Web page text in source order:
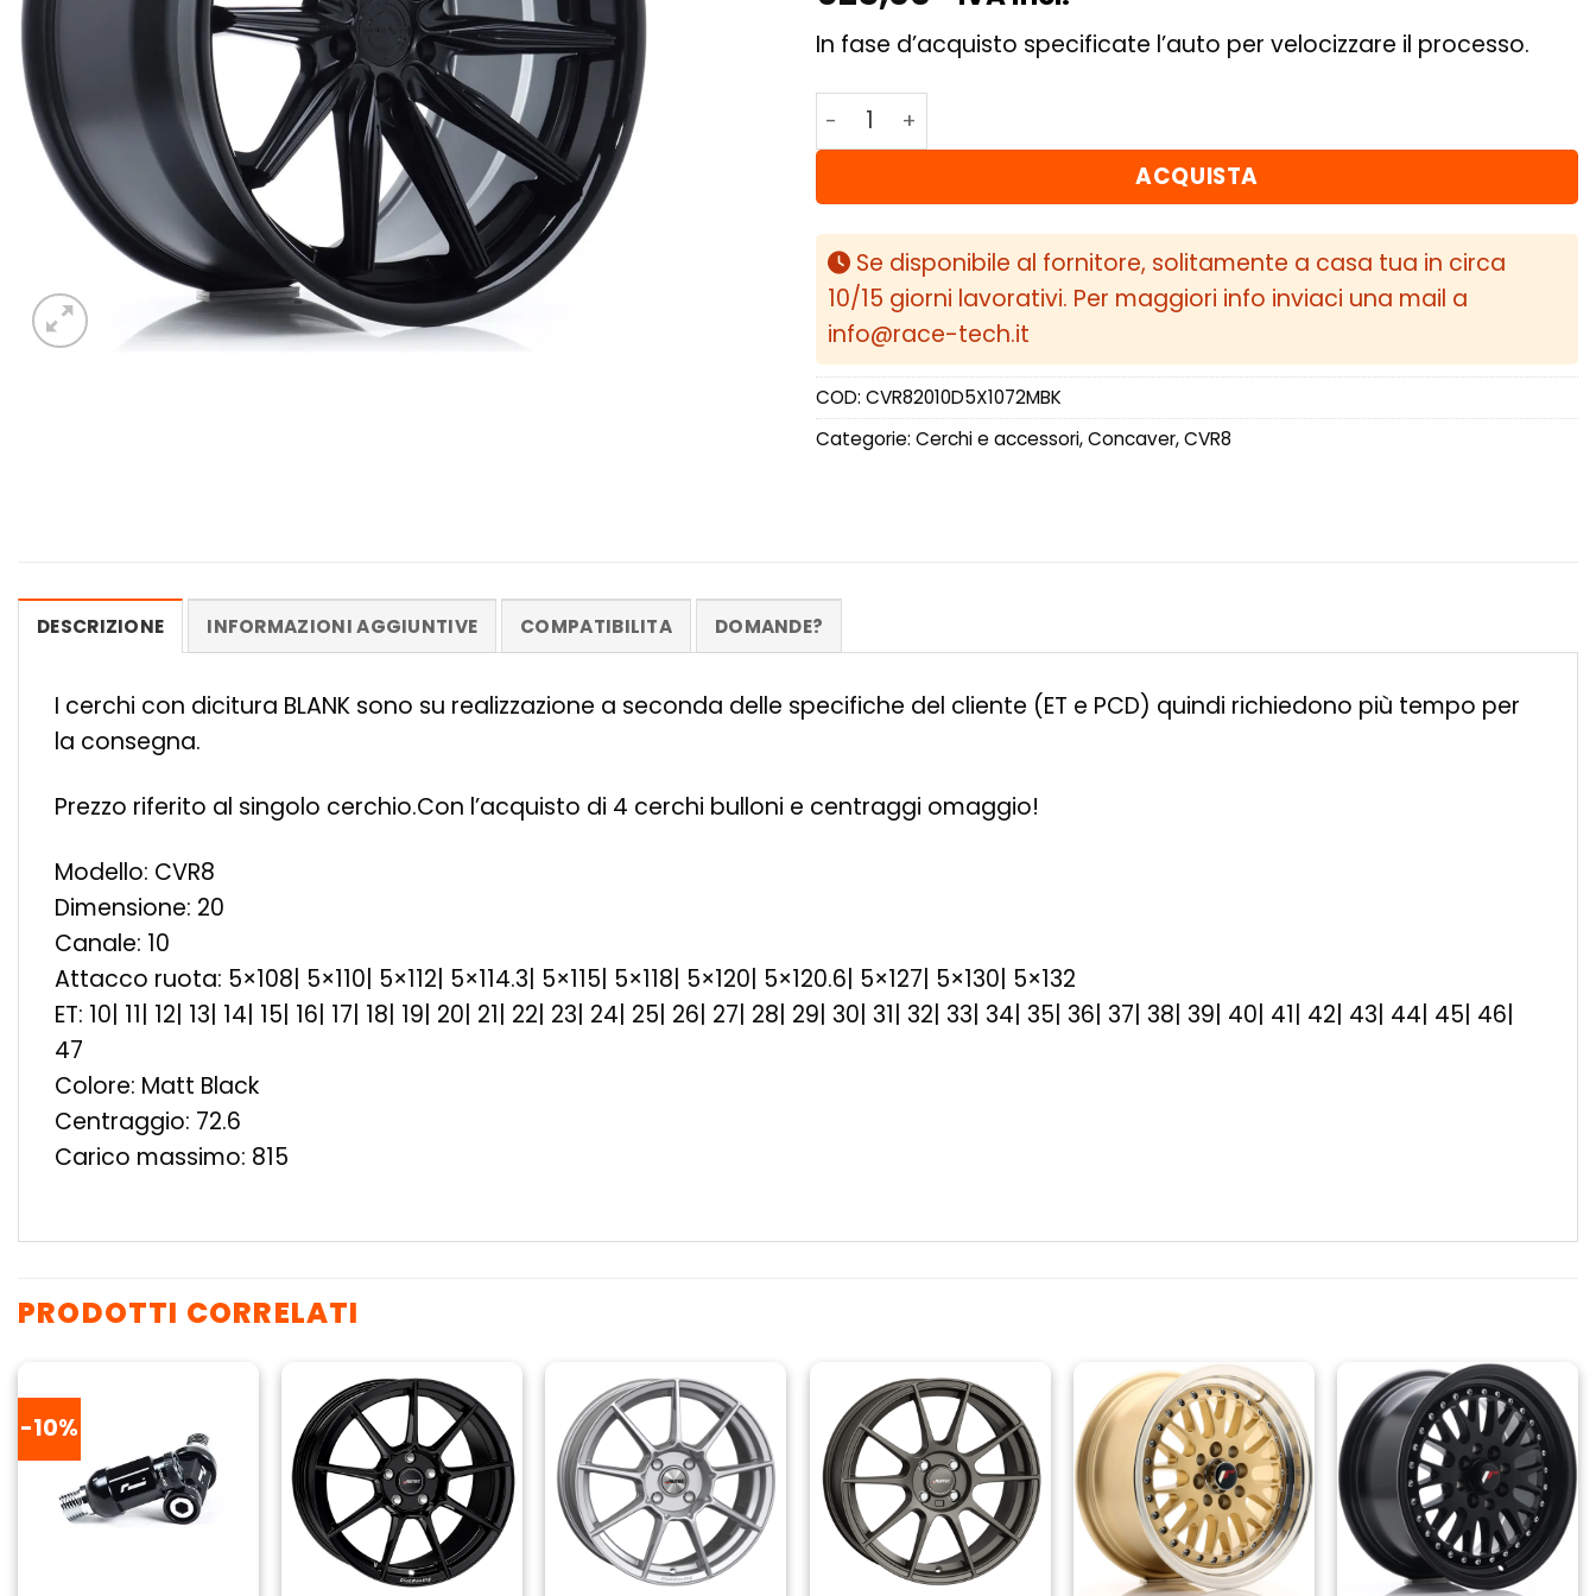
In fase d’acquisto specificate l’auto per velocizzare il processo.
Concaver CVR8 20x10 ET10-47 BLANK Matt Black quantità
ACQUISTA
Se disponibile al fornitore, solitamente a casa tua in circa
10/15 giorni lavorativi. Per maggiori info inviaci una mail a
info@race-tech.it
COD: CVR82010D5X1072MBK
Categorie: Cerchi e accessori,Concaver,CVR8
DESCRIZIONE INFORMAZIONI AGGIUNTIVE COMPATIBILITA DOMANDE?
I cerchi con dicitura BLANK sono su realizzazione a seconda delle specifiche del cliente (ET e PCD) quindi richiedono più tempo per
la consegna.
Prezzo riferito al singolo cerchio.Con l’acquisto di 4 cerchi bulloni e centraggi omaggio!
Modello: CVR8
Dimensione: 20
Canale: 10
Attacco ruota: 5×108| 5×110| 5×112| 5×114.3| 5×115| 5×118| 5×120| 5×120.6| 5×127| 5×130| 5×132
ET: 10| 11| 12| 13| 14| 15| 16| 17| 18| 19| 20| 21| 22| 23| 24| 25| 26| 27| 28| 29| 30| 31| 32| 33| 34| 35| 36| 37| 38| 39| 40| 41| 42| 43| 44| 45| 46|
47
Colore: Matt Black
Centraggio: 72.6
Carico massimo: 815
PRODOTTI CORRELATI
-10%